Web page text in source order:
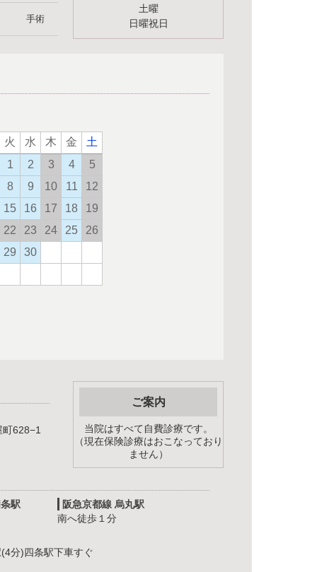
手術
土曜
日曜祝日
ご案内
当院はすべて自費診療です。
（現在保険診療はおこなっており
ません）
628−1
駅
阪急京都線 烏丸駅
南へ徒歩１分
分)四条駅下車すぐ